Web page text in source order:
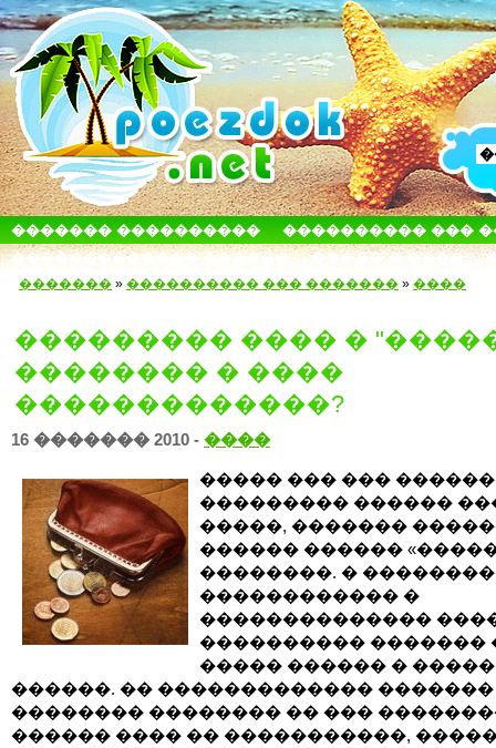
������� ����������
���������� ���
������������� ������
����� � ����
������� » ���������� ��� ������� » ����
��������� ���� �
�������� � ����
�������������?
16 ������� 2010 - ����
����� ��� ���
��������� ������
�����, �������
������ ������
��������. �
������������ �
��������������
���������� �������
����� ������ �
������. �� �������������
�������� �������� �� ���
������ ���� �� �����������,